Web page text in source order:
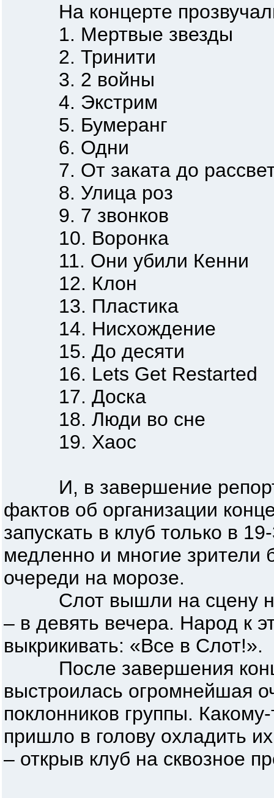
На концерте
1. Мертвые звезды
2. Тринити
3. 2 войны
4. Экстрим
5. Бумеранг
6. Одни
7. От заката до
8. Улица роз
9. 7 звонков
10. Воронка
11. Они убили Кенни
12. Клон
13. Пластика
14. Нисхождение
15. До десяти
16. Lets Get Restarted
17. Доска
18. Люди во сне
19. Хаос
И, в завершение
фактов об организации
запускать в клуб только в
медленно и многие зрители
очереди на морозе.
Слот вышли на сцену на
– в девять вечера. Народ к
выкрикивать: «Все в Слот!».
После завершения
выстроилась огромнейшая
поклонников группы.
пришло в голову охладить
– открыв клуб на сквозное